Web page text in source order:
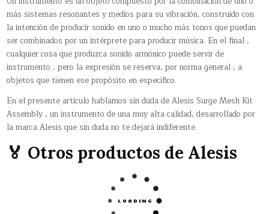
más sistemas resonantes y medios para su vibración, construido con
la intención de producir sonido en uno o mucho más tonos que puedan
ser combinados por un intérprete para producir música. En el final ,
cualquier cosa que produzca sonido armónico puede servir de
instrumento , pero la expresión se reserva, por norma general , a
objetos que tienen ese propósito en específico.
En el presente artículo hablamos sin duda de Alesis Surge Mesh Kit
Assembly , un instrumento de una muy alta calidad, desarrollado por
la marca Alesis que sin duda no te dejará indiferente.
🏅 Otros productos de Alesis